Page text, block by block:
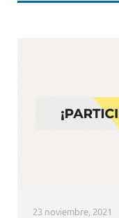
23 noviembre, 2021